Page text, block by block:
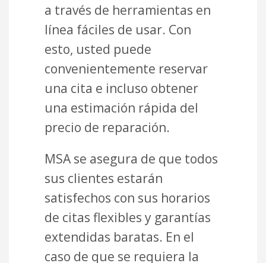
a través de herramientas en
línea fáciles de usar. Con
esto, usted puede
convenientemente reservar
una cita e incluso obtener
una estimación rápida del
precio de reparación.
MSA se asegura de que todos
sus clientes estarán
satisfechos con sus horarios
de citas flexibles y garantías
extendidas baratas. En el
caso de que se requiera la